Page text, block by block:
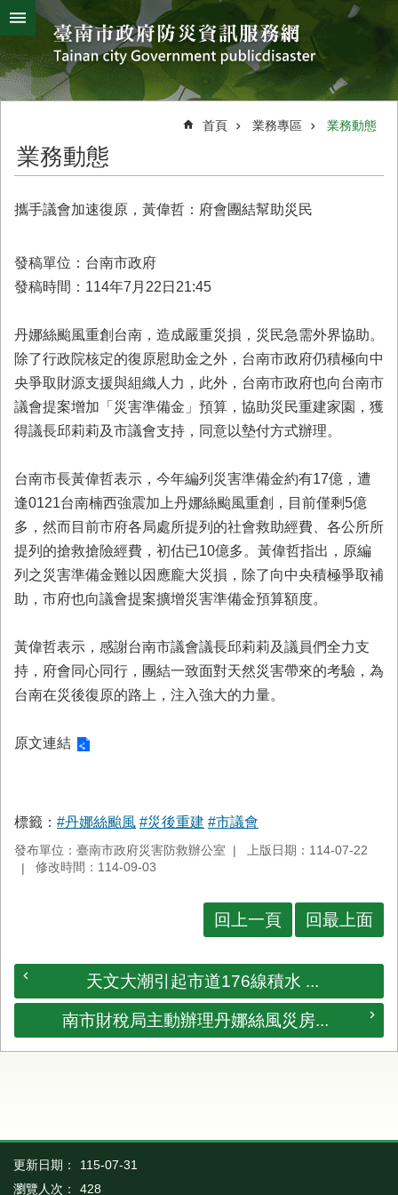
跳到主要內容區塊
搜
尋
進
階
搜
熱
字
颱
風
災
害
救
室
簡
介
災
防
新
聞
業
務
區
便
民
服
務
網
導
覽
回
頁
頁
首頁 業務專區 業務動態
業務動態
攜手議會加速復原，黃偉哲：府會團結幫助災民
發稿單位：台南市政府
發稿時間：114年7月22日21:45
丹娜絲颱風重創台南，造成嚴重災損，災民急需外界協助。
除了行政院核定的復原慰助金之外，台南市政府仍積極向中
央爭取財源支援與組織人力，此外，台南市政府也向台南市
議會提案增加「災害準備金」預算，協助災民重建家園，獲
得議長邱莉莉及市議會支持，同意以墊付方式辦理。
台南市長黃偉哲表示，今年編列災害準備金約有17億，遭
逢0121台南楠西強震加上丹娜絲颱風重創，目前僅剩5億
多，然而目前市府各局處所提列的社會救助經費、各公所所
提列的搶救搶險經費，初估已10億多。黃偉哲指出，原編
列之災害準備金難以因應龐大災損，除了向中央積極爭取補
助，市府也向議會提案擴增災害準備金預算額度。
黃偉哲表示，感謝台南市議會議長邱莉莉及議員們全力支
持，府會同心同行，團結一致面對天然災害帶來的考驗，為
台南在災後復原的路上，注入強大的力量。
原文連結
標籤： #丹娜絲颱風 #災後重建 #市議會
發布單位：臺南市政府災害防救辦公室
上版日期：114-07-22
修改時間：114-09-03
回上一頁 回最上面
天文大潮引起市道176線積水 ...
南市財稅局主動辦理丹娜絲風災房...
更新日期：
115-07-31
瀏覽人次：
428